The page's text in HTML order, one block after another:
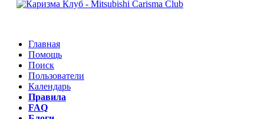
Главная
Помощь
Поиск
Пользователи
Календарь
Правила
FAQ